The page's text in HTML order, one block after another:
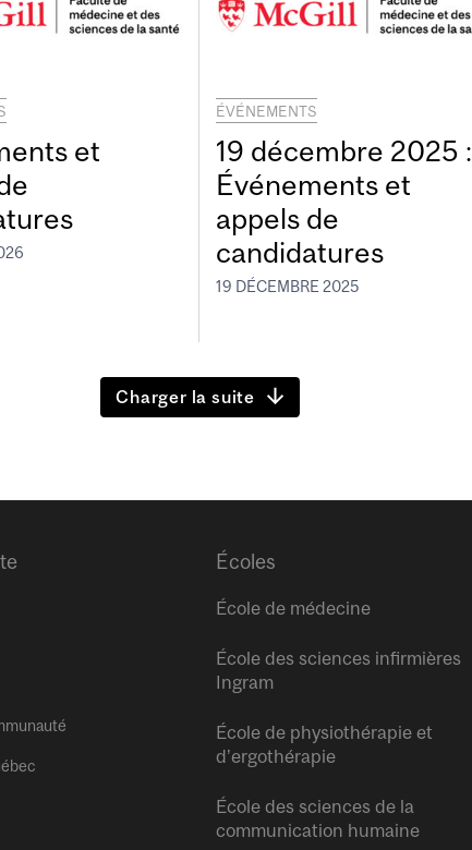
et
ÉVÉNEMENTS
19 décembre 2025 :
Événements et
appels de
candidatures
19 DÉCEMBRE 2025
Charger la suite
Écoles
École de médecine
École des sciences infirmières
Ingram
École de physiothérapie et
d’ergothérapie
École des sciences de la
communication humaine